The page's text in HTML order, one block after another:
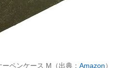
ペンケース M（出典： Amazon）